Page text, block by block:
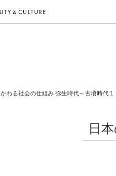
かわる社会の仕組み 弥生時代～古墳時代
日